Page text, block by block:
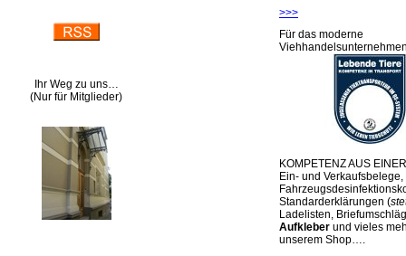
Ihr Weg zu uns…
(Nur für Mitglieder)
>>>
Für das moderne
KOMPETENZ AUS
Ein- und Verkaufsbelege,
Standarderklärungen (
Ladelisten,
Aufkleber und vieles
unserem Shop….